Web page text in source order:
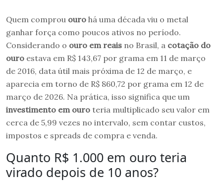
Quem comprou ouro há uma década viu o metal
ganhar força como poucos ativos no período.
Considerando o ouro em reais no Brasil, a cotação do
ouro estava em R$ 143,67 por grama em 11 de março
de 2016, data útil mais próxima de 12 de março, e
aparecia em torno de R$ 860,72 por grama em 12 de
março de 2026. Na prática, isso significa que um
investimento em ouro teria multiplicado seu valor em
cerca de 5,99 vezes no intervalo, sem contar custos,
impostos e spreads de compra e venda.
Quanto R$ 1.000 em ouro teria
virado depois de 10 anos?